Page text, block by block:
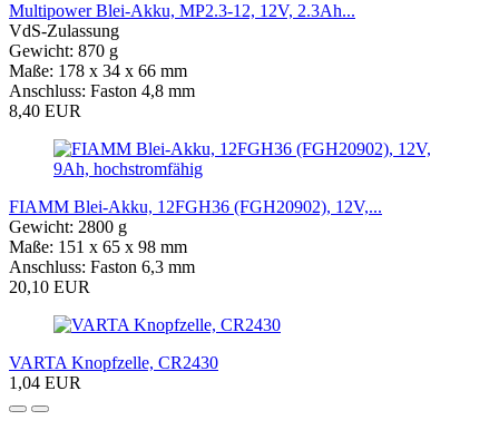
Multipower Blei-Akku, MP2.3-12, 12V, 2.3Ah...
VdS-Zulassung
Gewicht: 870 g
Maße: 178 x 34 x 66 mm
Anschluss: Faston 4,8 mm
8,40 EUR
FIAMM Blei-Akku, 12FGH36 (FGH20902), 12V,...
Gewicht: 2800 g
Maße: 151 x 65 x 98 mm
Anschluss: Faston 6,3 mm
20,10 EUR
VARTA Knopfzelle, CR2430
1,04 EUR